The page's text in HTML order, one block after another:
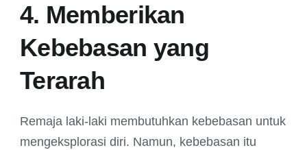
4. Memberikan
Kebebasan yang
Terarah
Remaja laki-laki membutuhkan kebebasan untuk
mengeksplorasi diri. Namun, kebebasan itu